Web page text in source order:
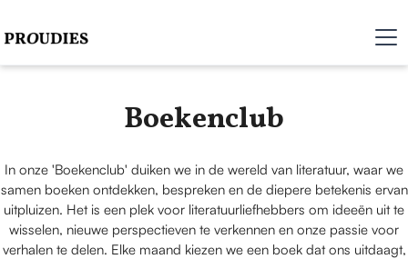
Boekenclub
In onze 'Boekenclub' duiken we in de wereld van literatuur, waar we
samen boeken ontdekken, bespreken en de diepere betekenis ervan
uitpluizen. Het is een plek voor literatuurliefhebbers om ideeën uit te
wisselen, nieuwe perspectieven te verkennen en onze passie voor
verhalen te delen. Elke maand kiezen we een boek dat ons uitdaagt,